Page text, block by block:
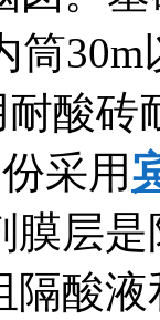
筒
酸
采用
膜层
隔酸